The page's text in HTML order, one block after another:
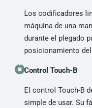
Los codificadores
máquina de una
durante el plegado
posicionamiento
Control Touch-B
El control Touch-B
simple de usar. Su